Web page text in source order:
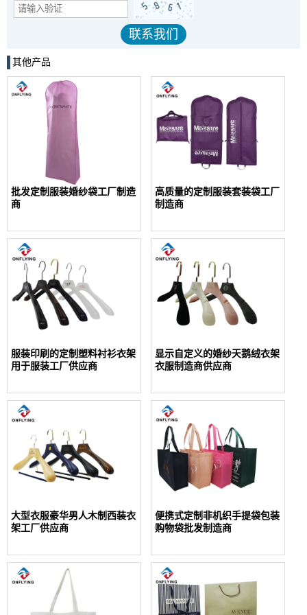
其他产品
批发定制服装婚纱袋工厂制造
商
高质量的定制服装套装袋工厂
制造商
服装印刷的定制塑料衬衫衣架
用于服装工厂供应商
显示自定义的婚纱天鹅绒衣架
衣服制造商供应商
大型衣服豪华男人木制西装衣
架工厂供应商
便携式定制非机织手提袋包装
购物袋批发制造商